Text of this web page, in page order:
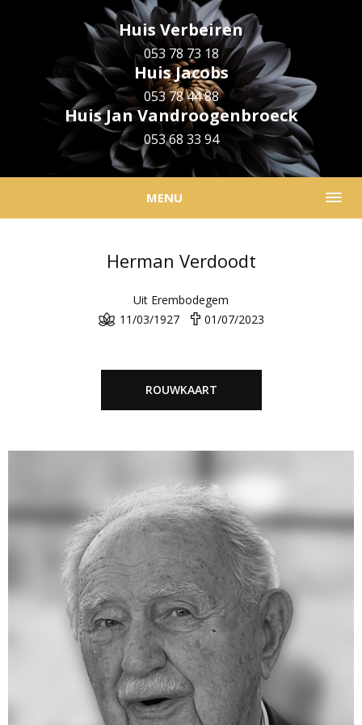
Huis Verbeiren
053 78 73 18
Huis Jacobs
053 78 44 88
Huis Jan Vandroogenbroeck
053 68 33 94
MENU
Herman Verdoodt
Uit Erembodegem
11/03/1927
01/07/2023
ROUWKAART